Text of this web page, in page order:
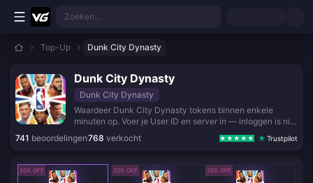
Ga direct naar de hoofdinhoud
Zoeken...
Top-Up Dunk City Dynasty
Dunk City Dynasty
Dunk City Dynasty
Waardeer Dunk City Dynasty tokens binnen enkele
minuten op. Voer je User ID en server in — inloggen is niet
nodig. Bundels van 60 tot 6.480 Tokens.
741 beoordelingen768 verkocht Trustpilot
20% OFF 20% OFF 20% OFF